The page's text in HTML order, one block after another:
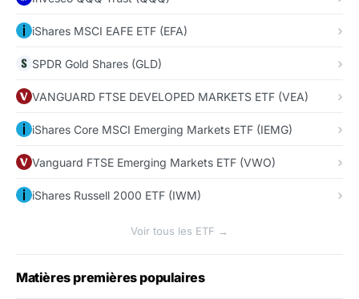
iShares MSCI EAFE ETF (EFA)
SPDR Gold Shares (GLD)
VANGUARD FTSE DEVELOPED MARKETS ETF (VEA)
iShares Core MSCI Emerging Markets ETF (IEMG)
Vanguard FTSE Emerging Markets ETF (VWO)
iShares Russell 2000 ETF (IWM)
Voir tous les ETF →
Matières premières populaires